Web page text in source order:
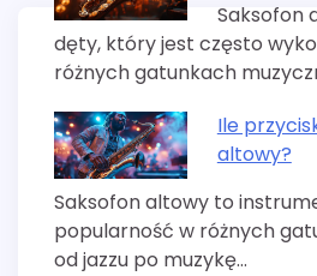
Saksofon
dęty, który jest często
różnych gatunkach
Ile
altowy?
Saksofon altowy to
popularność w różnych
od jazzu po muzykę…
Nawigacja
wpisu